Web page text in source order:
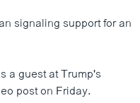
signaling support for an
a guest at Trump's
post on Friday.